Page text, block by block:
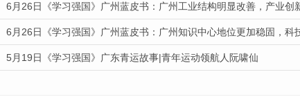
6月26日《学习强国》广州蓝皮书：广州工业结构明显改善，产业创
6月26日《学习强国》广州蓝皮书：广州知识中心地位更加稳固，科
5月19日《学习强国》广东青运故事|青年运动领航人阮啸仙